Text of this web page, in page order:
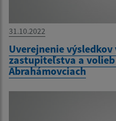
31.10.2022
Uverejnenie
zastupiteľstva a
Abrahámovciach